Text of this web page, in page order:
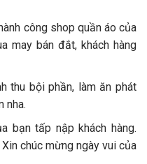
công shop quần áo của
may bán đắt, khách hàng
thu bội phần, làm ăn phát
nha.
bạn tấp nập khách hàng.
chúc mừng ngày vui của